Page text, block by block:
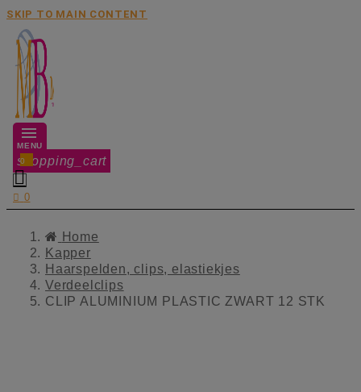
SKIP TO MAIN CONTENT
MENU
shopping_cart
0

 0
Home
Kapper
Haarspelden, clips, elastiekjes
Verdeelclips
CLIP ALUMINIUM PLASTIC ZWART 12 STK